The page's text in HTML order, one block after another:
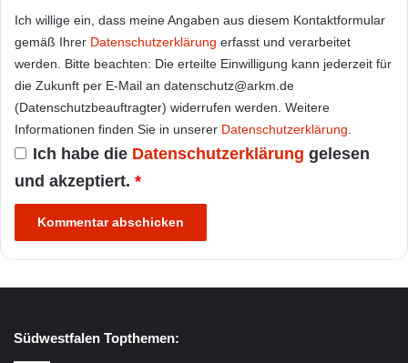
Ich willige ein, dass meine Angaben aus diesem Kontaktformular
gemäß Ihrer Datenschutzerklärung erfasst und verarbeitet
werden. Bitte beachten: Die erteilte Einwilligung kann jederzeit für
die Zukunft per E-Mail an datenschutz@arkm.de
(Datenschutzbeauftragter) widerrufen werden. Weitere
Informationen finden Sie in unserer Datenschutzerklärung.
Ich habe die Datenschutzerklärung gelesen
und akzeptiert. *
Südwestfalen Topthemen: